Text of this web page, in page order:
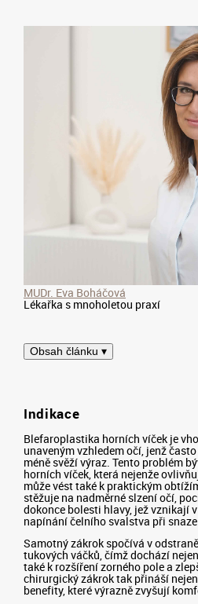
MUDr. Eva Boháčová
Lékařka s mnoholetou praxí
Obsah článku ▾
Indikace
Blefaroplastika horních víček je
unaveným vzhledem očí, jenž
méně svěží výraz. Tento problém
horních víček, která nejenže
může vést také k praktickým
stěžuje na nadměrné slzení očí,
dokonce bolesti hlavy, jež vznikají
napínání čelního svalstva při
Samotný zákrok spočívá v
tukových váčků, čímž dochází
také k rozšíření zorného pole a
chirurgický zákrok tak přináší
benefity, které výrazně zvyšují